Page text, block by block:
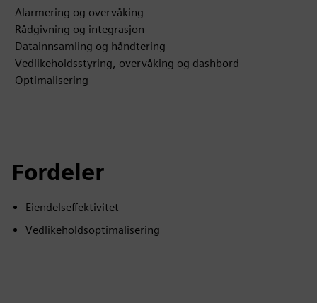
-Alarmering og overvåking
-Rådgivning og integrasjon
-Datainnsamling og håndtering
-Vedlikeholdsstyring, overvåking og dashbord
-Optimalisering
Fordeler
Eiendelseffektivitet
Vedlikeholdsoptimalisering